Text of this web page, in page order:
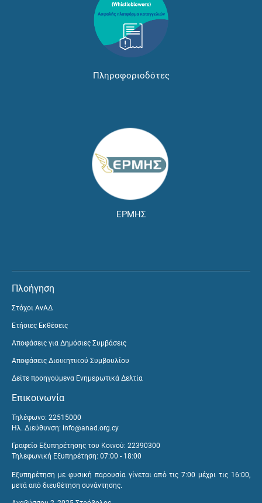
Πληροφοριοδότες
ΕΡΜΗΣ
Πλοήγηση
Στόχοι ΑνΑΔ
Ετήσιες Εκθέσεις
Αποφάσεις για Δημόσιες Συμβάσεις
Αποφάσεις Διοικητικού Συμβουλίου
Δείτε προηγούμενα Ενημερωτικά Δελτία
Επικοινωνία
Τηλέφωνο: 22515000
Ηλ. Διεύθυνση: info@anad.org.cy
Γραφείο Εξυπηρέτησης του Κοινού: 22390300
Τηλεφωνική Εξυπηρέτηση: 07:00 - 18:00
Εξυπηρέτηση με φυσική παρουσία γίνεται από τις 7:00 μέχρι τις 16:00,
μετά από διευθέτηση συνάντησης.